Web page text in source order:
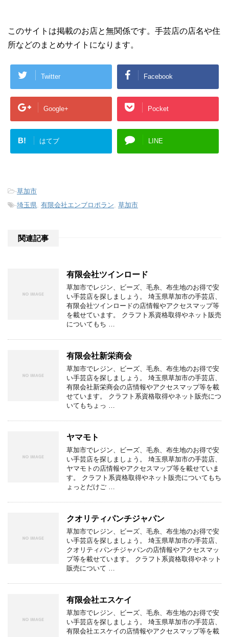
このサイトは掲載のお店と無関係です。手芸店の店名や住
所などのまとめサイトになります。
Twitter Facebook
Google+ Pocket
B! はてブ LINE
-草加市
-埼玉県 有限会社エンブロポラン 草加市
関連記事
有限会社ツインロード
草加市でレジン、ビーズ、毛糸、布生地のお得で安
い手芸店を探しましょう。 埼玉県草加市の手芸店、
有限会社ツインロードの店情報やアクセスマップ等
を載せています。 クラフト系資格取得やネット販売
についてもち …
有限会社新栄商会
草加市でレジン、ビーズ、毛糸、布生地のお得で安
い手芸店を探しましょう。 埼玉県草加市の手芸店、
有限会社新栄商会の店情報やアクセスマップ等を載
せています。 クラフト系資格取得やネット販売につ
いてもちょっ …
ヤマモト
草加市でレジン、ビーズ、毛糸、布生地のお得で安
い手芸店を探しましょう。 埼玉県草加市の手芸店、
ヤマモトの店情報やアクセスマップ等を載せていま
す。 クラフト系資格取得やネット販売についてもち
ょっとだけご …
クオリティパンチジャパン
草加市でレジン、ビーズ、毛糸、布生地のお得で安
い手芸店を探しましょう。 埼玉県草加市の手芸店、
クオリティパンチジャパンの店情報やアクセスマッ
プ等を載せています。 クラフト系資格取得やネット
販売について …
有限会社エスケイ
草加市でレジン、ビーズ、毛糸、布生地のお得で安
い手芸店を探しましょう。 埼玉県草加市の手芸店、
有限会社エスケイの店情報やアクセスマップ等を載